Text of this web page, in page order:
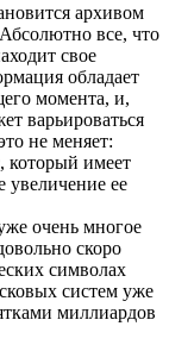
архивом
все, что
свое
обладает
момента, и,
варьироваться
не меняет:
который имеет
увеличение ее
очень многое
скоро
символах
систем уже
миллиардов